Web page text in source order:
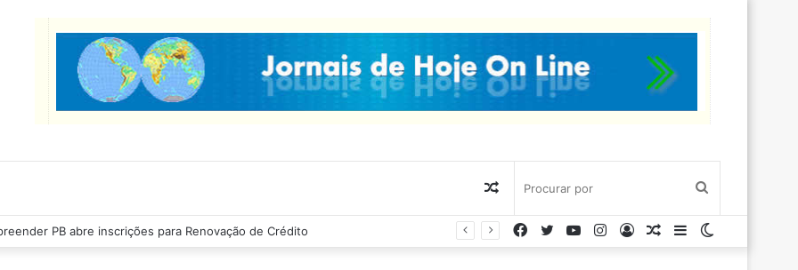
por
Artigo
aleatório
Ribeiro inspeciona obras da última etapa do Centro de Convenções
Barra
Artigo
Entrar
Instagram
YouTube
Twitter
Facebook